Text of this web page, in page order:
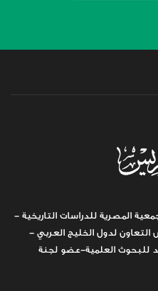
المصرية للدراسات التاريخية -
التعاون لدول الخليج العربي -
للبحوث العلمية-عضو لجنة